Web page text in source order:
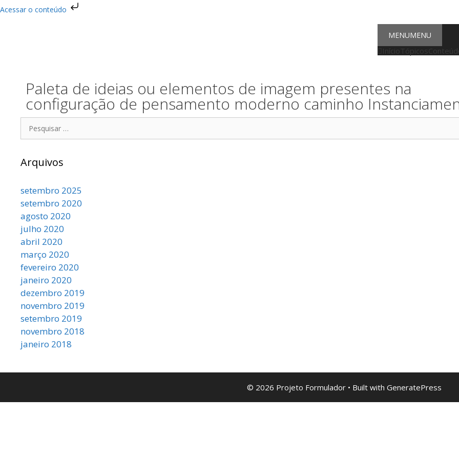
Acessar o conteúdo
MENUMENU
Início Tópicos
Paleta de ideias ou elementos de imagem presentes na
configuração de pensamento moderno caminho
Arquivos
setembro 2025
setembro 2020
agosto 2020
julho 2020
abril 2020
março 2020
fevereiro 2020
janeiro 2020
dezembro 2019
novembro 2019
setembro 2019
novembro 2018
janeiro 2018
© 2026 Projeto Formulador • Built with GeneratePress